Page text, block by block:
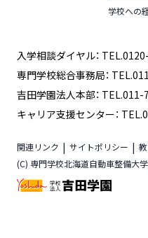
学校への
入学相談ダイヤル：
専門学校総合事務局：
吉田学園法人本部：
キャリア支援センター：
関連リンク サイトポリシー
(C) 専門学校北海道自動車整備大